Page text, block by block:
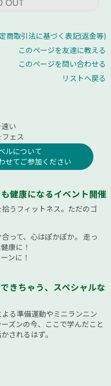
商取引法に基づく表記(返金等)
このページを友達に教える
このページを問い合わせる
リストへ戻る
速い
フェス
ルについて
せてご参加ください
健康になるイベント開催
うフィットネス。ただのゴ
って、心はぽかぽか。 走っ
康に！
ンに！
きちゃう、スペシャルな
る準備運動やミニランニン
ズンの今、ここで学んだこと
されるはず。